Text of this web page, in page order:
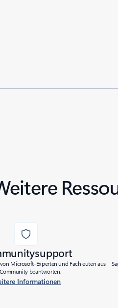
von Microsoft-Experten und Fachleuten aus
beantworten.
Informationen